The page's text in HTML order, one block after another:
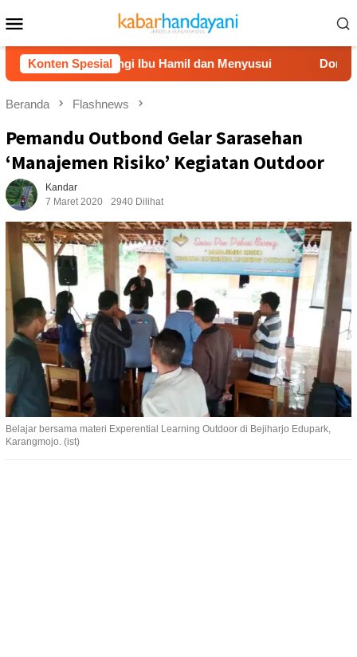
ke
kontenMobile
Konten Spesial
Dampingi Ibu Hamil dan Menyusui Dompet Dhuafa
Beranda Flashnews
Pemandu Outbond Gelar Sarasehan
‘Manajemen Risiko’ Kegiatan Outdoor
Kandar
7 Maret 2020
2940 Dilihat
Belajar bersama materi Experential Learning Outdoor di Bejiharjo Edupark,
Karangmojo. (ist)